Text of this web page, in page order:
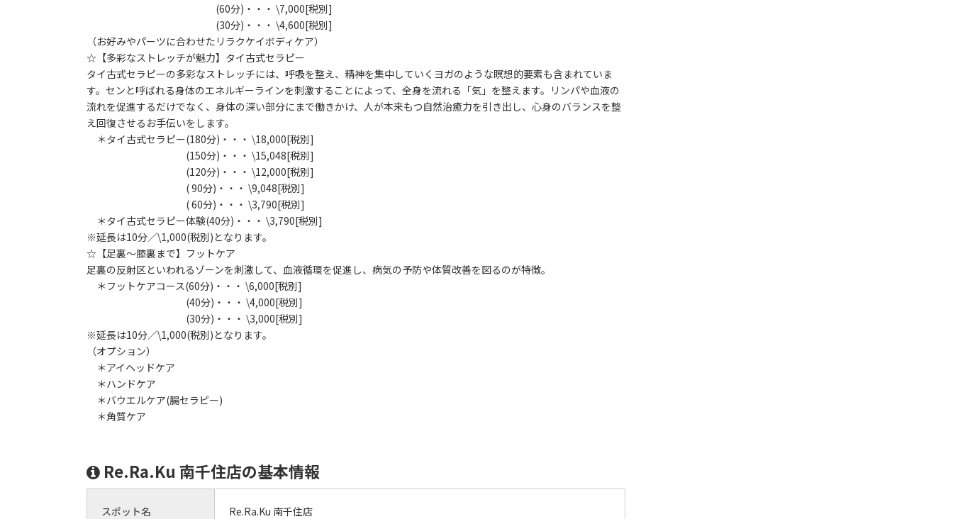
(60分)・・・ \7,000[税別]
(30分)・・・ \4,600[税別]
（お好みやパーツに合わせたリラクケイボディケア）
☆【多彩なストレッチが魅力】タイ古式セラピー
タイ古式セラピーの多彩なストレッチには、呼吸を整え、精神を集中していくヨガのような瞑想的要素も含まれていま
す。センと呼ばれる身体のエネルギーラインを刺激することによって、全身を流れる「気」を整えます。リンパや血液の
流れを促進するだけでなく、身体の深い部分にまで働きかけ、人が本来もつ自然治癒力を引き出し、心身のバランスを整
え回復させるお手伝いをします。
＊タイ古式セラピー(180分)・・・ \18,000[税別]
(150分)・・・ \15,048[税別]
(120分)・・・ \12,000[税別]
( 90分)・・・ \9,048[税別]
( 60分)・・・ \3,790[税別]
＊タイ古式セラピー体験(40分)・・・ \3,790[税別]
※延長は10分／\1,000(税別)となります。
☆【足裏～膝裏まで】フットケア
足裏の反射区といわれるゾーンを刺激して、血液循環を促進し、病気の予防や体質改善を図るのが特徴。
＊フットケアコース(60分)・・・ \6,000[税別]
(40分)・・・ \4,000[税別]
(30分)・・・ \3,000[税別]
※延長は10分／\1,000(税別)となります。
（オプション）
＊アイヘッドケア
＊ハンドケア
＊バウエルケア(腸セラピー)
＊角質ケア
Re.Ra.Ku 南千住店の基本情報
スポット名 Re.Ra.Ku 南千住店